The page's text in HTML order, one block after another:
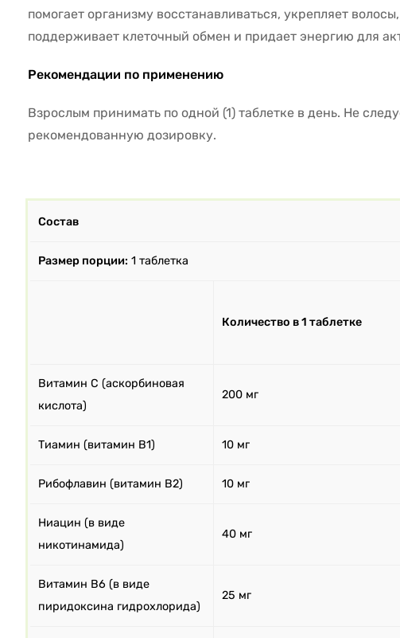
помогает организму восстанавливаться, укрепляет
поддерживает клеточный обмен и придает энергию для
Рекомендации по применению
Взрослым принимать по одной (1) таблетке в день. Не
рекомендованную дозировку.
Состав
Размер порции: 1 таблетка
Количество в 1 таблетке
Витамин C (аскорбиновая
кислота)
200 мг
Тиамин (витамин B1) 10 мг
Рибофлавин (витамин B2) 10 мг
Ниацин (в виде
никотинамида)
40 мг
Витамин B6 (в виде
пиридоксина гидрохлорида)
25 мг